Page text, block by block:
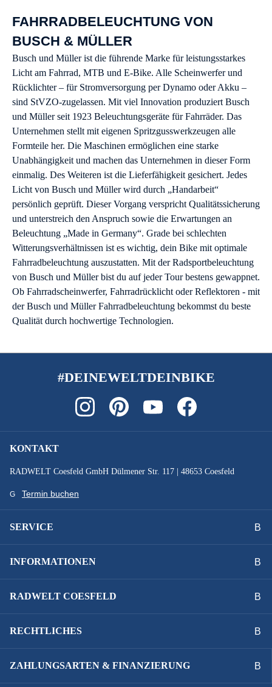
FAHRRADBELEUCHTUNG VON
BUSCH & MÜLLER
Busch und Müller ist die führende Marke für leistungsstarkes
Licht am Fahrrad, MTB und E-Bike. Alle Scheinwerfer und
Rücklichter – für Stromversorgung per Dynamo oder Akku –
sind StVZO-zugelassen. Mit viel Innovation produziert Busch
und Müller seit 1923 Beleuchtungsgeräte für Fahrräder. Das
Unternehmen stellt mit eigenen Spritzgusswerkzeugen alle
Formteile her. Die Maschinen ermöglichen eine starke
Unabhängigkeit und machen das Unternehmen in dieser Form
einmalig. Des Weiteren ist die Lieferfähigkeit gesichert. Jedes
Licht von Busch und Müller wird durch „Handarbeit“
persönlich geprüft. Dieser Vorgang verspricht Qualitätssicherung
und unterstreich den Anspruch sowie die Erwartungen an
Beleuchtung „Made in Germany“. Grade bei schlechten
Witterungsverhältnissen ist es wichtig, dein Bike mit optimale
Fahrradbeleuchtung auszustatten. Mit der Radsportbeleuchtung
von Busch und Müller bist du auf jeder Tour bestens gewappnet.
Ob Fahrradscheinwerfer, Fahrradrücklicht oder Reflektoren - mit
der Busch und Müller Fahrradbeleuchtung bekommst du beste
Qualität durch hochwertige Technologien.
#DEINEWELTDEINBIKE
KONTAKT
RADWELT Coesfeld GmbH Dülmener Str. 117 | 48653 Coesfeld
Termin buchen
SERVICE
INFORMATIONEN
RADWELT COESFELD
RECHTLICHES
ZAHLUNGSARTEN & FINANZIERUNG